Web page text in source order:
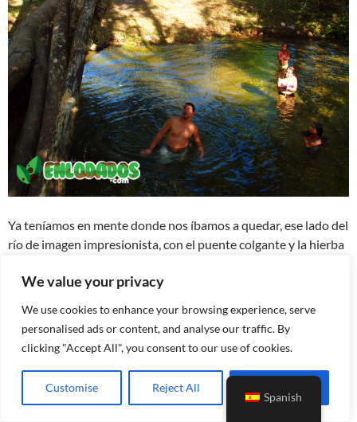
We value your privacy
We use cookies to enhance your browsing experience, serve
personalised ads or content, and analyse our traffic. By
clicking "Accept All", you consent to our use of cookies.
Customise Reject All
Ya teníamos en mente donde nos íbamos a quedar, ese lado del
río de imagen impresionista, con el puente colgante y la hierba
desde lo alto se vieran las sardinas.
Spanish